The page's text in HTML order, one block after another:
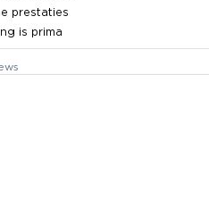
prestaties
is prima